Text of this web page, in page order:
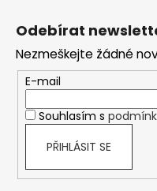
Odebírat
Nezmeškejte žádné
E-mail
Souhlasím s
PŘIHLÁSIT SE